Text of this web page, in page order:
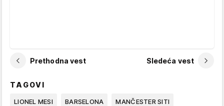
Prethodna vest Sledeća vest
TAGOVI
LIONEL MESI BARSELONA MANČESTER SITI